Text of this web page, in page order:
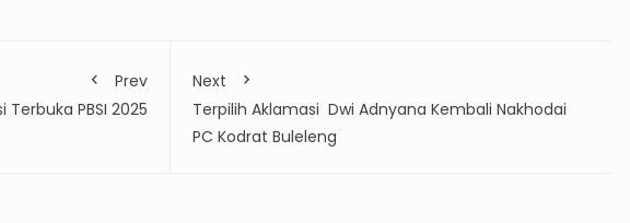
Prev
PBSI 2025
Next
Terpilih Aklamasi Dwi Adnyana Kembali Nakhodai
PC Kodrat Buleleng